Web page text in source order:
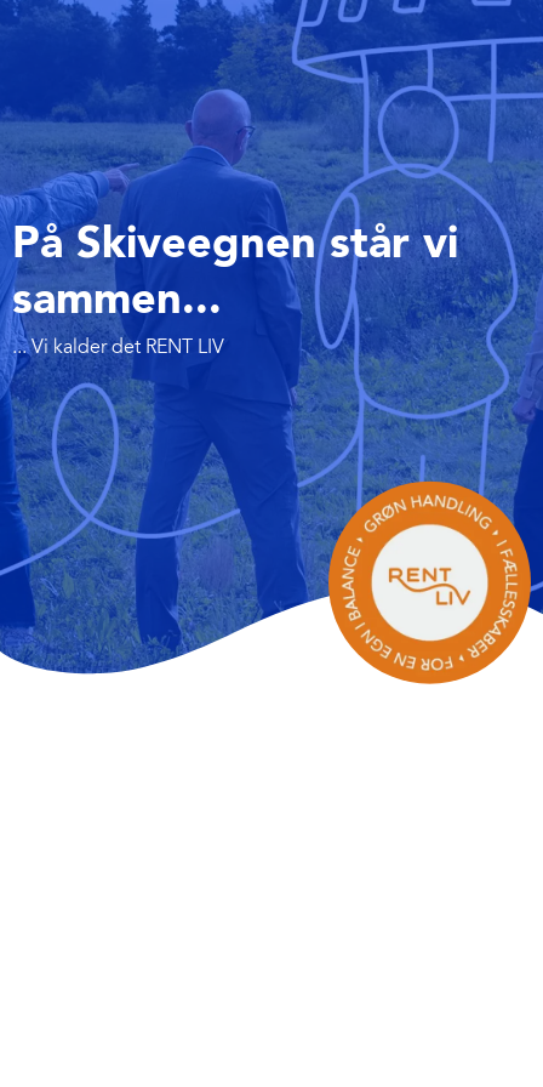
På Skiveegnen står vi
sammen...
... Vi kalder det RENT LIV